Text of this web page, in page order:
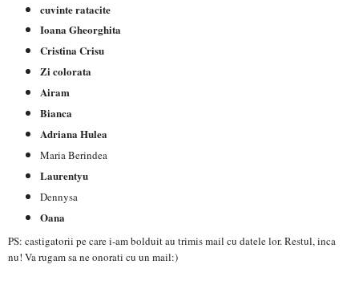
cuvinte ratacite
Ioana Gheorghita
Cristina Crisu
Zi colorata
Airam
Bianca
Adriana Hulea
Maria Berindea
Laurentyu
Dennysa
Oana
PS: castigatorii pe care i-am bolduit au trimis mail cu datele lor. Restul, inca
nu! Va rugam sa ne onorati cu un mail:)